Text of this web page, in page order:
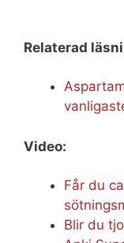
Relaterad
Video:
Får du
Blir du